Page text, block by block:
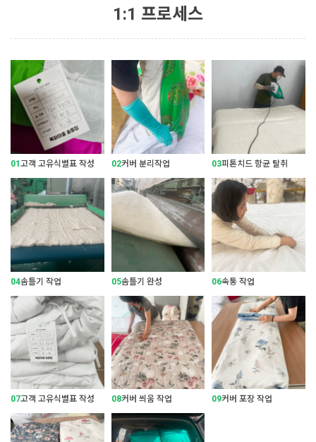
1:1 프로세스
01 고객 고유식별표 작성 02커버 분리작업 03피톤치드 항균 탈취
04솜틀기 작업 05솜틀기 완성 06속통 작업
07고객 고유식별표 작성 08커버 씌움 작업 09커버 포장 작업